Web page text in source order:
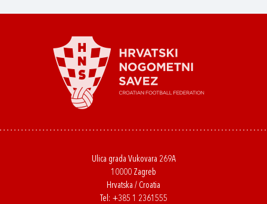
Ulica grada Vukovara 269A
10000 Zagreb
Hrvatska / Croatia
Tel: +385 1 2361555